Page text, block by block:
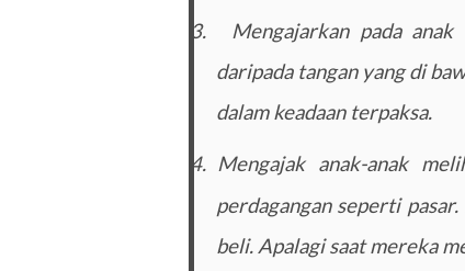
3.
Mengajarkan pada
daripada tangan yang di
dalam keadaan terpaksa.
4. Mengajak anak-anak
perdagangan seperti
beli. Apalagi saat mereka